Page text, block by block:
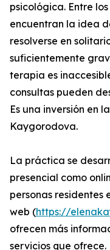
psicológica. Entre
encuentran la idea
resolverse en
suficientemente
terapia es
consultas pueden
Es una inversión en
Kaygorodova.
La práctica se
presencial como
personas residentes
web (https://
ofrecen más
servicios que ofrece.